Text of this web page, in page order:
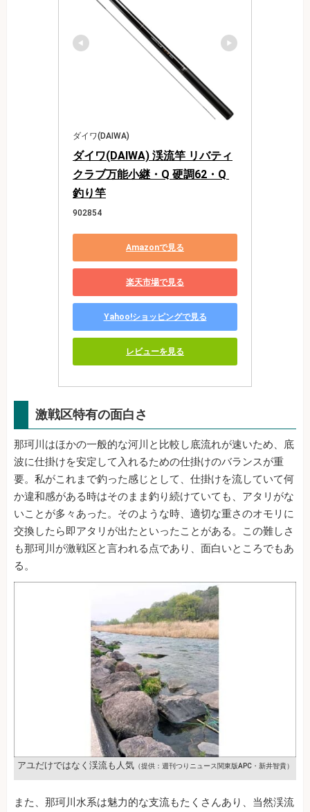
ダイワ(DAIWA)
ダイワ(DAIWA) 渓流竿 リバティ
クラブ万能小継・Q 硬調62・Q
釣り竿
902854
Amazonで見る
楽天市場で見る
Yahoo!ショッピングで見る
レビューを見る
激戦区特有の面白さ
那珂川はほかの一般的な河川と比較し底流れが速いため、底
波に仕掛けを安定して入れるための仕掛けのバランスが重
要。私がこれまで釣った感じとして、仕掛けを流していて何
か違和感がある時はそのまま釣り続けていても、アタリがな
いことが多々あった。そのような時、適切な重さのオモリに
交換したら即アタリが出たといったことがある。この難しさ
も那珂川が激戦区と言われる点であり、面白いところでもあ
る。
アユだけではなく渓流も人気（提供：週刊つりニュース関東版APC・新井智貴）
また、那珂川水系は魅力的な支流もたくさんあり、当然渓流